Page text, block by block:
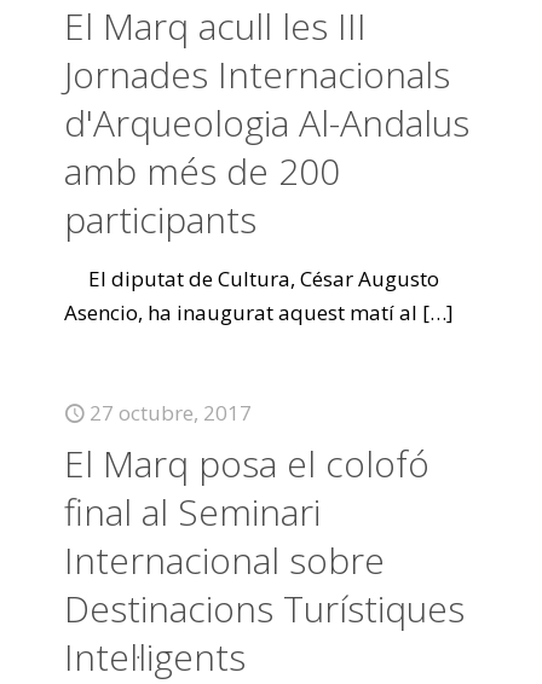
El Marq acull les III
Jornades Internacionals
d'Arqueologia Al-Andalus
amb més de 200
participants
El diputat de Cultura, César Augusto
Asencio, ha inaugurat aquest matí al […]
27 octubre, 2017
El Marq posa el colofó
final al Seminari
Internacional sobre
Destinacions Turístiques
Intel·ligents